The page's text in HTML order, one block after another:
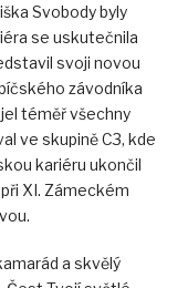
Svobody byly
se uskutečnila
svoji novou
závodníka
téměř všechny
ve skupině C3, kde
kariéru ukončil
XI. Zámeckém
a skvělý